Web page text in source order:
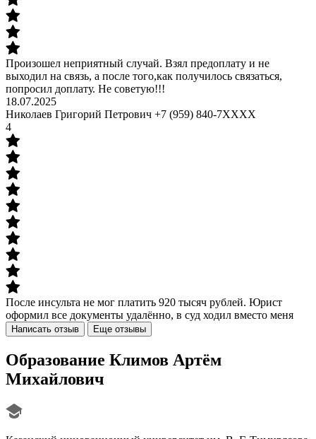
Произошел неприятный случай. Взял предоплату и не
выходил на связь, а после того,как получилось связаться,
попросил доплату. Не советую!!!
18.07.2025
Николаев Григорий Петрович +7 (959) 840-7XXXX
4
После инсульта не мог платить 920 тысяч рублей. Юрист
оформил все документы удалённо, в суд ходил вместо меня
Написать отзыв Еще отзывы
Образование Климов Артём
Михайлович